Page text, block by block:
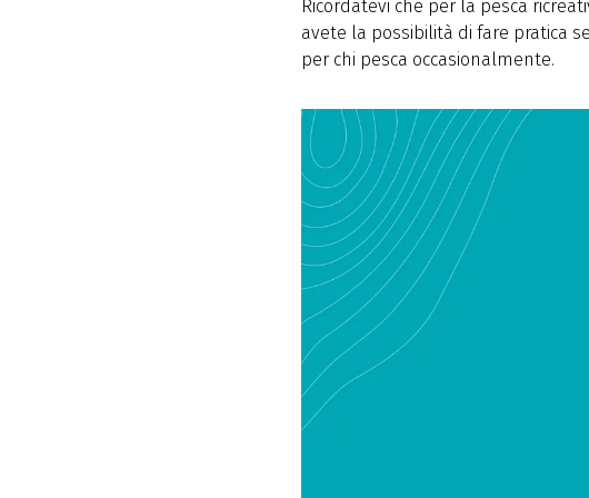
Ricordatevi che per la pesca
avete la possibilità di fare pratica
per chi pesca occasionalmente.